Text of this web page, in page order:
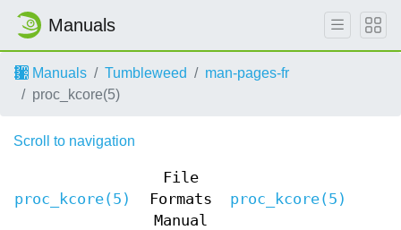
Manuals
Manuals Tumbleweed
man-pages-fr
proc_kcore(5)
Scroll to navigation
proc_kcore(5)
File
Formats
Manual
proc_kcore(5)